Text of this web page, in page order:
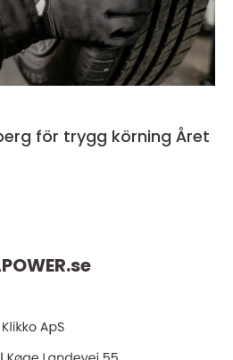
för trygg körning Året
se